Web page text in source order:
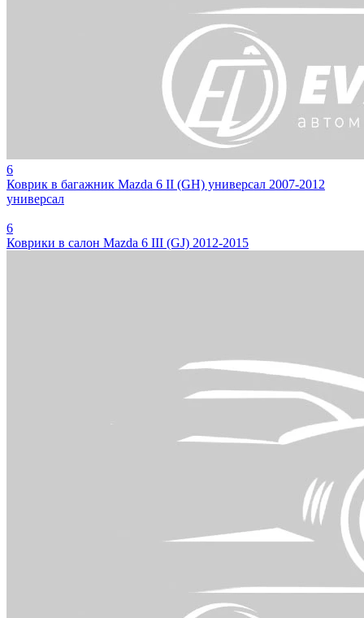
6
Коврик в багажник Mazda 6 II (GH) универсал 2007-2012
универсал
6
Коврики в салон Mazda 6 III (GJ) 2012-2015